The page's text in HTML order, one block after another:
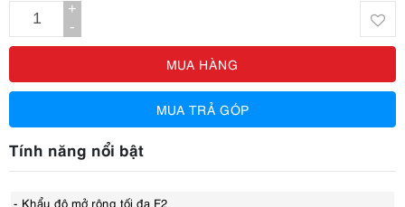
+
-
MUA HÀNG
MUA TRẢ GÓP
Tính năng nổi bật
- Khẩu độ mở rộng tối đa F2